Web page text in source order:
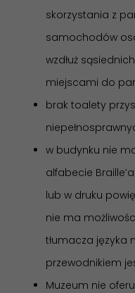
skorzystania z
samochodów
wzdłuż
miejscami do
brak toalety
w budynku nie
alfabecie
lub w druku
nie ma
tłumacza języka
przewodnikiem
Muzeum nie